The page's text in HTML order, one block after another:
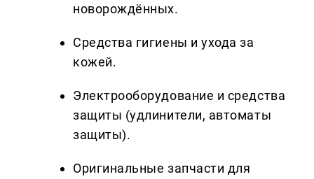
новорождённых.
Средства гигиены и ухода за
кожей.
Электрооборудование и средства
защиты (удлинители, автоматы
защиты).
Оригинальные запчасти для